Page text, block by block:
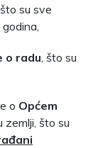
su sve
o radu , što su
o Općem
zemlji, što su